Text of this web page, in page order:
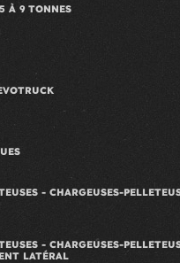
À 9 TONNES
- CHARGEUSES-
- CHARGEUSES-
LATÉRAL